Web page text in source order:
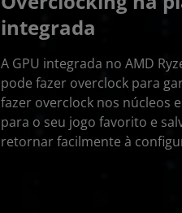
integrada
A GPU integrada no AMD
pode fazer overclock para
fazer overclock nos núcleos
para o seu jogo favorito e
retornar facilmente à